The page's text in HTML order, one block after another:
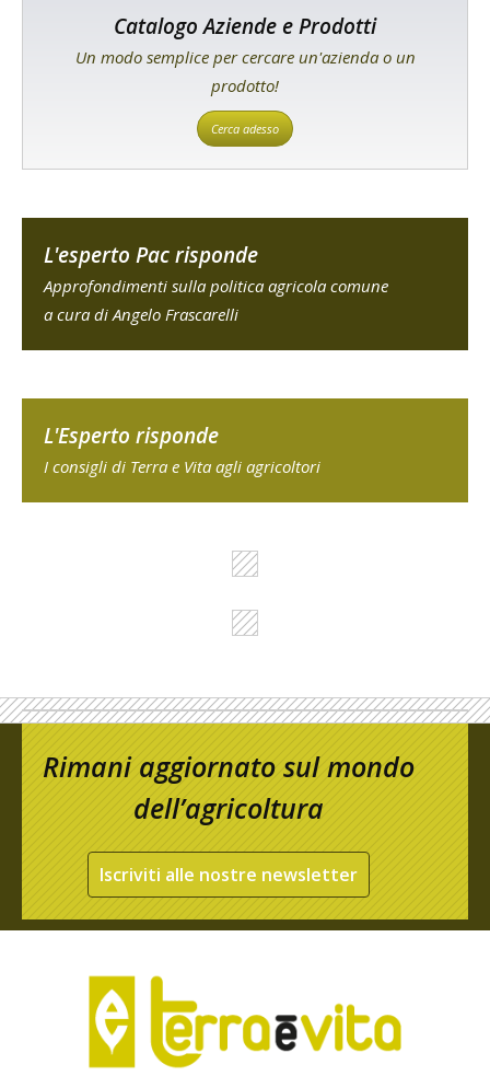
Catalogo Aziende e Prodotti
Un modo semplice per cercare un'azienda o un
prodotto!
Cerca adesso
L'esperto Pac risponde
Approfondimenti sulla politica agricola comune
a cura di Angelo Frascarelli
L'Esperto risponde
I consigli di Terra e Vita agli agricoltori
Rimani aggiornato sul mondo
dell’agricoltura
Iscriviti alle nostre newsletter